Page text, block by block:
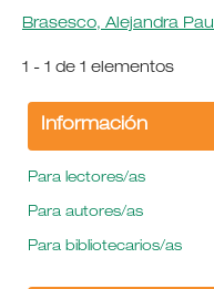
Brasesco, Alejandra
1 - 1 de 1 elementos
Información
Para lectores/as
Para autores/as
Para bibliotecarios/as